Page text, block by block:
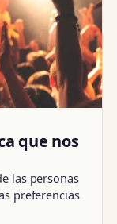
que nos
las personas
preferencias